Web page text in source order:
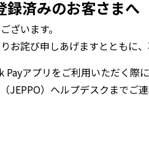
済みのお客さまへ
ざいます。
詫び申しあげますとともに
アプリをご利用いただく
）ヘルプデスクまでご連